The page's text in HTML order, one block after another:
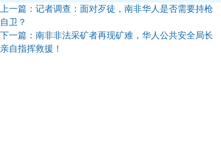
上一篇： 记者调查：面对歹徒，南非华人是否需要持枪
自卫？
下一篇： 南非非法采矿者再现矿难，华人公共安全局长
亲自指挥救援！